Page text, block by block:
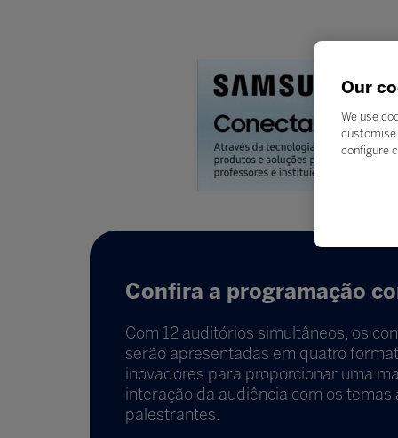
Confira a programação
Com 12 auditórios simultâneos, os
serão apresentadas em quatro
inovadores para proporcionar uma
interação da audiência com os
palestrantes.
Our
We use
customise
configure